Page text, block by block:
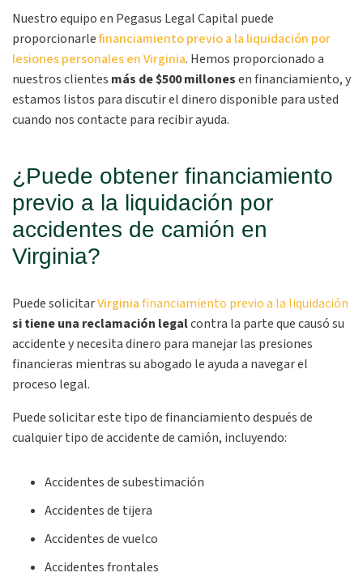
Nuestro equipo en Pegasus Legal Capital puede
proporcionarlefinanciamiento previo a la liquidación por
lesiones personales en Virginia. Hemos proporcionado a
nuestros clientes más de $500 millonesen financiamiento, y
estamos listos para discutir el dinero disponible para usted
cuando nos contacte para recibir ayuda.
¿Puede obtener financiamiento
previo a la liquidación por
accidentes de camión en
Virginia?
Puede solicitarVirginiafinanciamiento previo a la liquidación
si tiene una reclamación legalcontra la parte que causó su
accidente y necesita dinero para manejar las presiones
financieras mientras su abogado le ayuda a navegar el
proceso legal.
Puede solicitar este tipo de financiamiento después de
cualquier tipo de accidente de camión, incluyendo:
Accidentes de subestimación
Accidentes de tijera
Accidentes de vuelco
Accidentes frontales